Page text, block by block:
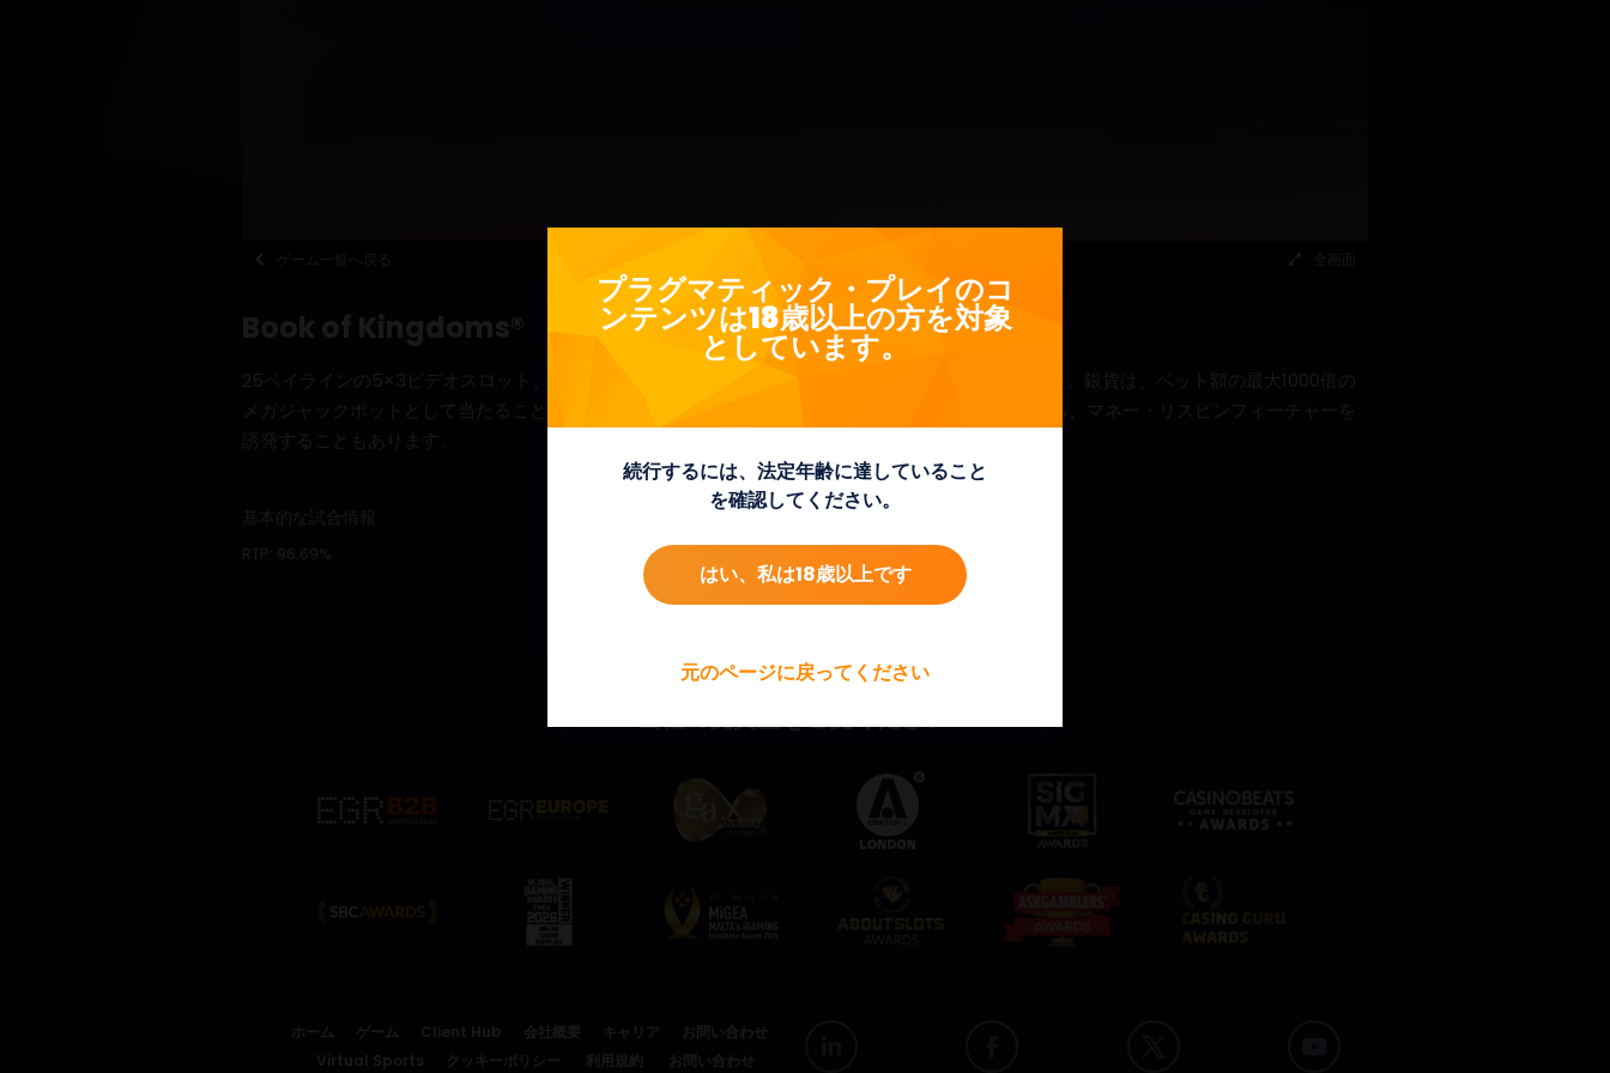
ゲーム一覧へ戻る 全画面
Book of Kingdoms®
25ペイラインの5×3ビデオスロット、Book of Kingdoms™では、未知の宝物があなたを待っています。銀貨は、ベット額の最大1000倍の
メガジャックポットとして当たることもあれば、全てのマネーシンボルの価値が加算され払い戻される、マネー・リスピンフィーチャーを
誘発することもあります。
基本的な試合情報
RTP: 96.69%
当社の受賞歴をご覧ください！
ホーム ゲーム Client Hub 会社概要 キャリア
お問い合わせ
Virtual Sports
クッキーポリシー 利用規約 お問い合わせ
プラグマティック・プレイのコ
ンテンツは18歳以上の方を対象
としています。
続行するには、法定年齢に達していること
を確認してください。
はい、私は18歳以上です
元のページに戻ってください